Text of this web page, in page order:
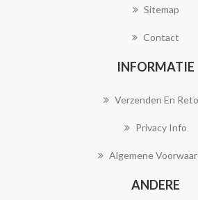
Sitemap
Contact
INFORMATIE
Verzenden En
Privacy Info
Algemene
ANDERE